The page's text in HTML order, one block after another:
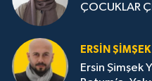
ÇOCUKLAR
ERSIN ŞIMŞEK
Ersin Şimşek